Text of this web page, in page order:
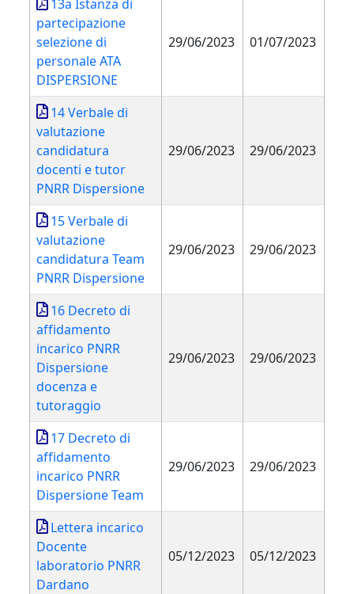
13a Istanza di
partecipazione
selezione di
personale ATA
DISPERSIONE
29/06/2023 01/07/2023
14 Verbale di
valutazione
candidatura
docenti e tutor
PNRR Dispersione
29/06/2023 29/06/2023
15 Verbale di
valutazione
candidatura Team
PNRR Dispersione
29/06/2023 29/06/2023
16 Decreto di
affidamento
incarico PNRR
Dispersione
docenza e
tutoraggio
29/06/2023 29/06/2023
17 Decreto di
affidamento
incarico PNRR
Dispersione Team
29/06/2023 29/06/2023
Lettera incarico
Docente
laboratorio PNRR
Dardano
05/12/2023 05/12/2023